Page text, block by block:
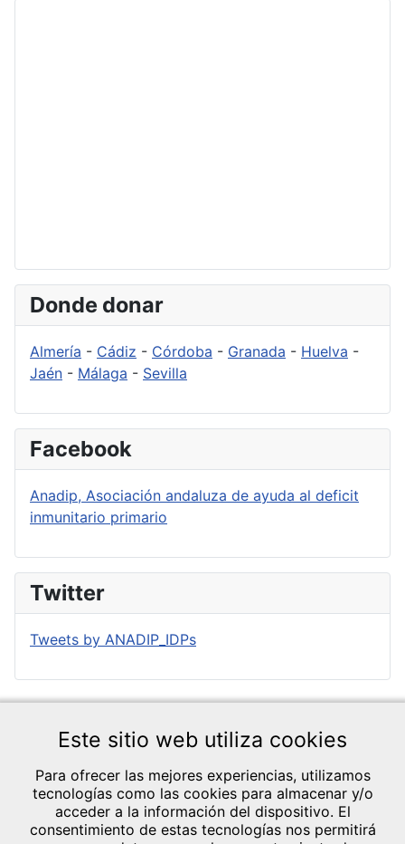
Donde donar
Almería - Cádiz - Córdoba - Granada - Huelva -
Jaén - Málaga - Sevilla
Facebook
Anadip, Asociación andaluza de ayuda al deficit
inmunitario primario
Twitter
Tweets by ANADIP_IDPs
CRÉDITOS Y
Este sitio web utiliza cookies
Para ofrecer las mejores experiencias, utilizamos
tecnologías como las cookies para almacenar y/o
acceder a la información del dispositivo. El
consentimiento de estas tecnologías nos permitirá